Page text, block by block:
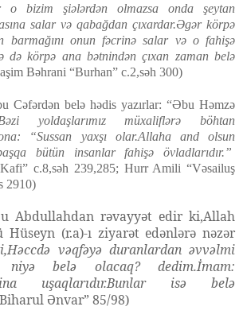
o bizim şiələrdən olmazsa onda şeytan
salar və qabağdan çıxardar.Əgər körpə
barmağını onun fəcrinə salar və o fahişə
də körpə ana bətnindən çıxan zaman belə
Bəhrani “Burhan” c.2,səh 300)
Cəfərdən belə hədis yazırlar: “Əbu Həmzə
yoldaşlarımız müxaliflərə böhtan
“Sussan yaxşı olar.Allaha and olsun
bütün insanlar fahişə övladlarıdır.”
c.8,səh 239,285; Hurr Amili “Vəsailuş
2910)
Abdullahdan rəvayyət edir ki,Allah
(r.a)-ı ziyarət edənlərə nəzər
vəqfəyə duranlardan əvvəlmi
niyə belə olacaq? dedim.İmam:
uşaqlarıdır.Bunlar isə belə
Ənvar” 85/98)